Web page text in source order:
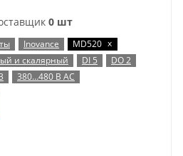
0 шт
Inovance MD520 x
и скалярный DI 5
DO 2
380…480 В AC